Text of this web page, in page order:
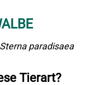
Sterna paradisaea
Tierart?